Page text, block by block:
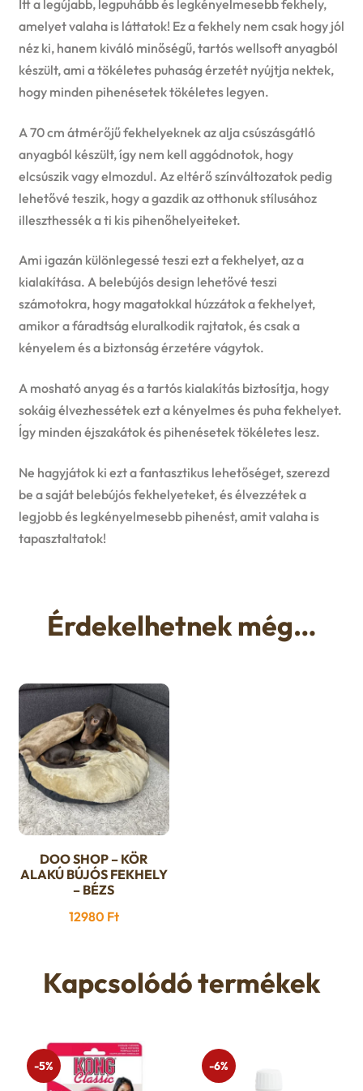
Itt a legújabb, legpuhább és legkényelmesebb fekhely,
amelyet valaha is láttatok! Ez a fekhely nem csak hogy jól
néz ki, hanem kiváló minőségű, tartós wellsoft anyagból
készült, ami a tökéletes puhaság érzetét nyújtja nektek,
hogy minden pihenésetek tökéletes legyen.
A 70 cm átmérőjű fekhelyeknek az alja csúszásgátló
anyagból készült, így nem kell aggódnotok, hogy
elcsúszik vagy elmozdul. Az eltérő színváltozatok pedig
lehetővé teszik, hogy a gazdik az otthonuk stílusához
illeszthessék a ti kis pihenőhelyeiteket.
Ami igazán különlegessé teszi ezt a fekhelyet, az a
kialakítása. A belebújós design lehetővé teszi
számotokra, hogy magatokkal húzzátok a fekhelyet,
amikor a fáradtság eluralkodik rajtatok, és csak a
kényelem és a biztonság érzetére vágytok.
A mosható anyag és a tartós kialakítás biztosítja, hogy
sokáig élvezhessétek ezt a kényelmes és puha fekhelyet.
Így minden éjszakátok és pihenésetek tökéletes lesz.
Ne hagyjátok ki ezt a fantasztikus lehetőséget, szerezd
be a saját belebújós fekhelyeteket, és élvezzétek a
legjobb és legkényelmesebb pihenést, amit valaha is
tapasztaltatok!
Érdekelhetnek még…
DOO SHOP – KÖR
ALAKÚ BÚJÓS FEKHELY
– BÉZS
12980 Ft
Kapcsolódó termékek
-5% -6%